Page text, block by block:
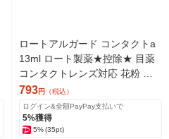
ロートアルガード コンタクトa
13ml ロート製薬★控除★ 目薬
コンタクトレンズ対応 花粉 ア
レルギー かゆみ目【第3類医薬
品】
793円 （税込）
ログイン&全額PayPay支払いで
5%獲得
5% (35pt)